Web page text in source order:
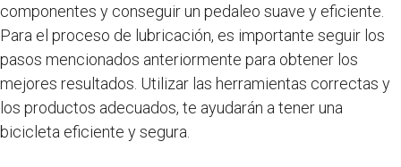
componentes y conseguir un pedaleo suave y eficiente.
Para el proceso de lubricación, es importante seguir los
pasos mencionados anteriormente para obtener los
mejores resultados. Utilizar las herramientas correctas y
los productos adecuados, te ayudarán a tener una
bicicleta eficiente y segura.